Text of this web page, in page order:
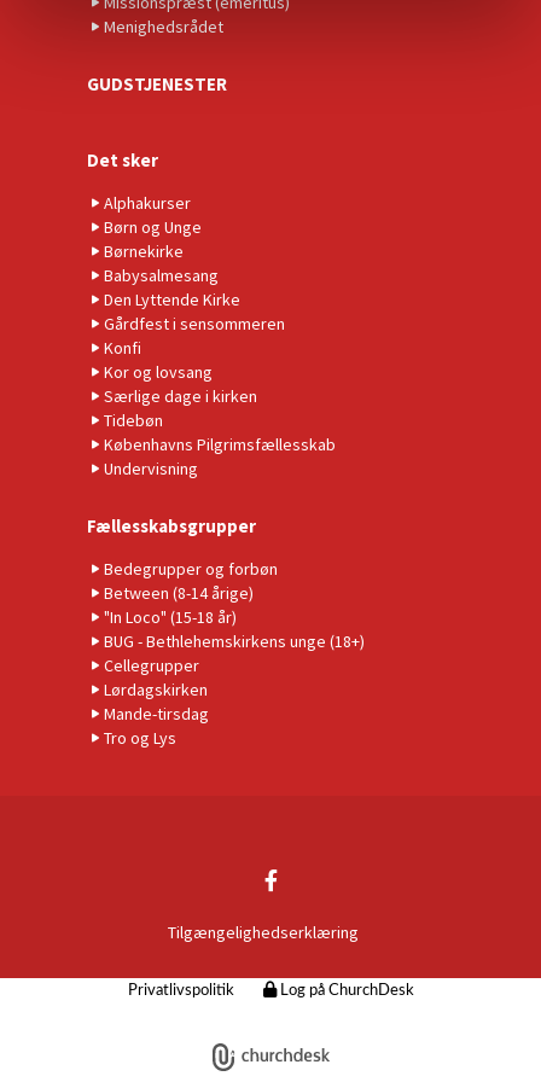
Menighedsrådet
GUDSTJENESTER
Det sker
Alphakurser
Børn og Unge
Børnekirke
Babysalmesang
Den Lyttende Kirke
Gårdfest i sensommeren
Konfi
Kor og lovsang
Særlige dage i kirken
Tidebøn
Københavns Pilgrimsfællesskab
Undervisning
Fællesskabsgrupper
Bedegrupper og forbøn
Between (8-14 årige)
"In Loco" (15-18 år)
BUG - Bethlehemskirkens unge (18+)
Cellegrupper
Lørdagskirken
Mande-tirsdag
Tro og Lys
Tilgængelighedserklæring
Privatlivspolitik Log på ChurchDesk